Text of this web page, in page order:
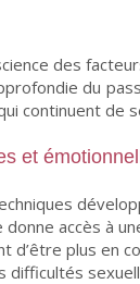
des
du
continuent de
et
accès à
d’être plus en
difficultés